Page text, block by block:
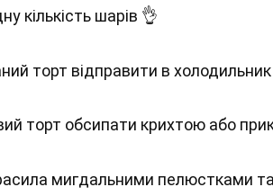
кількість шарів 👌
торт відправити в
торт обсипати крихтою або
мигдальними пелюстками